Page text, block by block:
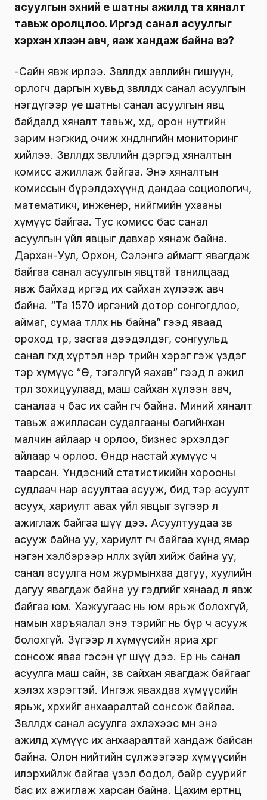
асуулгын эхний үе шатны ажилд та хяналт
тавьж оролцлоо. Иргэд санал асуулгыг
хэрхэн хүлээн авч, яаж хандаж байна вэ?
-Сайн явж ирлээ. Зөвлөлдөх зөвлөлийн гишүүн,
орлогч даргын хувьд зөвлөлдөх санал асуулгын
нэгдүгээр үе шатны санал асуулгын явц
байдалд хяналт тавьж, хөдөө, орон нутгийн
зарим нэгжид очиж хөндлөнгийн мониторинг
хийлээ. Зөвлөлдөх зөвлөлийн дэргэд хяналтын
комисс ажиллаж байгаа. Энэ хяналтын
комиссын бүрэлдэхүүнд дандаа социологич,
математикч, инженер, нийгмийн ухааны
хүмүүс байгаа. Тус комисс бас санал
асуулгын үйл явцыг давхар хянаж байна.
Дархан-Уул, Орхон, Сэлэнгэ аймагт явагдаж
байгаа санал асуулгын явцтай танилцаад
явж байхад иргэд их сайхан хүлээж авч
байна. “Та 1570 иргэний дотор сонгогдлоо,
аймаг, сумаа төлөөлөх нь байна” гээд яваад
ороход төр, засгаа дээдэлдэг, сонгуульд
санал өгөхдөө хүртэл нэр төрийн хэрэг гэж үздэг
тэр хүмүүс “Өө, тэгэлгүй яахав” гээд л ажил
төрлөө зохицуулаад, маш сайхан хүлээн авч,
саналаа ч бас их сайн өгч байна. Миний хяналт
тавьж ажилласан судалгааны багийнхан
малчин айлаар ч орлоо, бизнес эрхэлдэг
айлаар ч орлоо. Өндөр настай хүмүүс ч
таарсан. Үндэсний статистикийн хорооны
судлаач нар асуултаа асууж, бид тэр асуулт
асуух, хариулт авах үйл явцыг зүгээр л
ажиглаж байгаа шүү дээ. Асуултуудаа зөв
асууж байна уу, хариулт өгч байгаа хүнд ямар
нэгэн хэлбэрээр нөлөөлөх зүйл хийж байна уу,
санал асуулга ном журмынхаа дагуу, хуулийн
дагуу явагдаж байна уу гэдгийг хянаад л явж
байгаа юм. Хажуугаас нь юм ярьж болохгүй,
намын харъяалал энэ тэрийг нь бүр ч асууж
болохгүй. Зүгээр л хүмүүсийн яриа хөөрөөг
сонсож яваа гэсэн үг шүү дээ. Ер нь санал
асуулга маш сайн, зөв сайхан явагдаж байгааг
хэлэх хэрэгтэй. Ингэж явахдаа хүмүүсийн
ярьж, хөөрөхийг анхааралтай сонсож байлаа.
Зөвлөлдөх санал асуулга эхлэхээс өмнө энэ
ажилд хүмүүс их анхааралтай хандаж байсан
байна. Олон нийтийн сүлжээгээр хүмүүсийн
илэрхийлж байгаа үзэл бодол, байр суурийг
бас их ажиглаж харсан байна. Цахим ертөнц